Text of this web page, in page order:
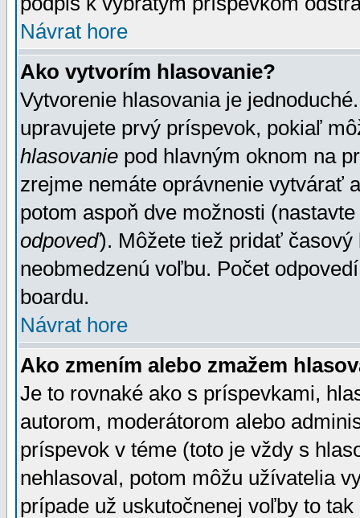
Návrat hore
Ako vytvorím hlasovanie?
Vytvorenie hlasovania je
upravujete prvý príspevok, pokiaľ
hlasovanie pod hlavným oknom na
zrejme nemáte oprávnenie vytvárať
potom aspoň dve možnosti
odpoveď). Môžete tiež pridať
neobmedzenú voľbu. Počet
boardu.
Návrat hore
Ako zmením alebo zmažem
Je to rovnaké ako s príspevkami,
autorom, moderátorom alebo
príspevok v téme (toto je vždy s
nehlasoval, potom môžu užívatelia
prípade už uskutočnenej voľby to